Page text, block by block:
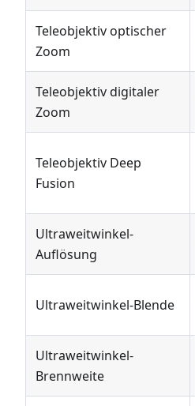
Teleobjektiv optischer
Zoom
Teleobjektiv digitaler
Zoom
Teleobjektiv Deep
Fusion
Ultraweitwinkel-
Auflösung
Ultraweitwinkel-Blende
Ultraweitwinkel-
Brennweite